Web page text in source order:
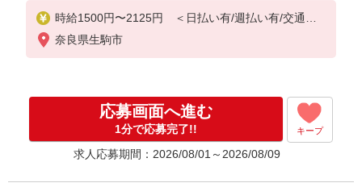
時給1500円〜2125円 ＜日払い有/週払い有/交通費
全支給(ガソリン代含む)＞
奈良県生駒市
応募画面へ進む
1分で応募完了!! キープ
求人応募期間：2026/08/01～2026/08/09